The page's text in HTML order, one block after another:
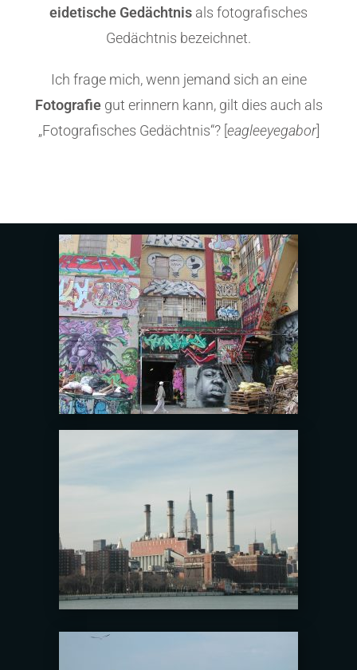
eidetische Gedächtnis als fotografisches
Gedächtnis bezeichnet.
Ich frage mich, wenn jemand sich an eine
Fotografiegut erinnern kann, gilt dies auch als
„Fotografisches Gedächtnis“? [ eagleeyegabor]